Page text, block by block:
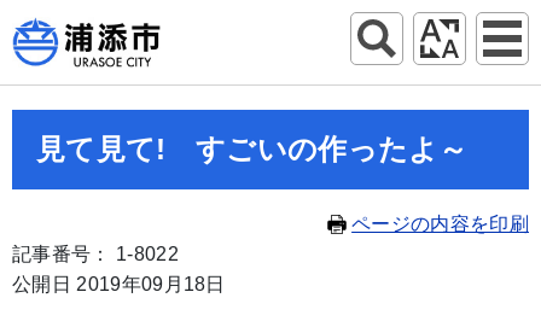
見て見て! すごいの作ったよ～
ページの内容を印刷
記事番号： 1-8022
公開日 2019年09月18日